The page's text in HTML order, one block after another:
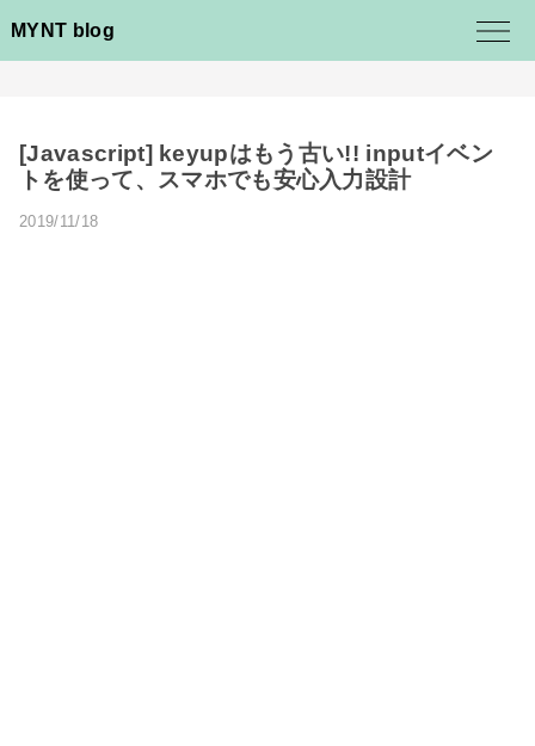
MYNT blog
[Javascript] keyupはもう古い!! inputイベン
トを使って、スマホでも安心入力設計
2019/11/18